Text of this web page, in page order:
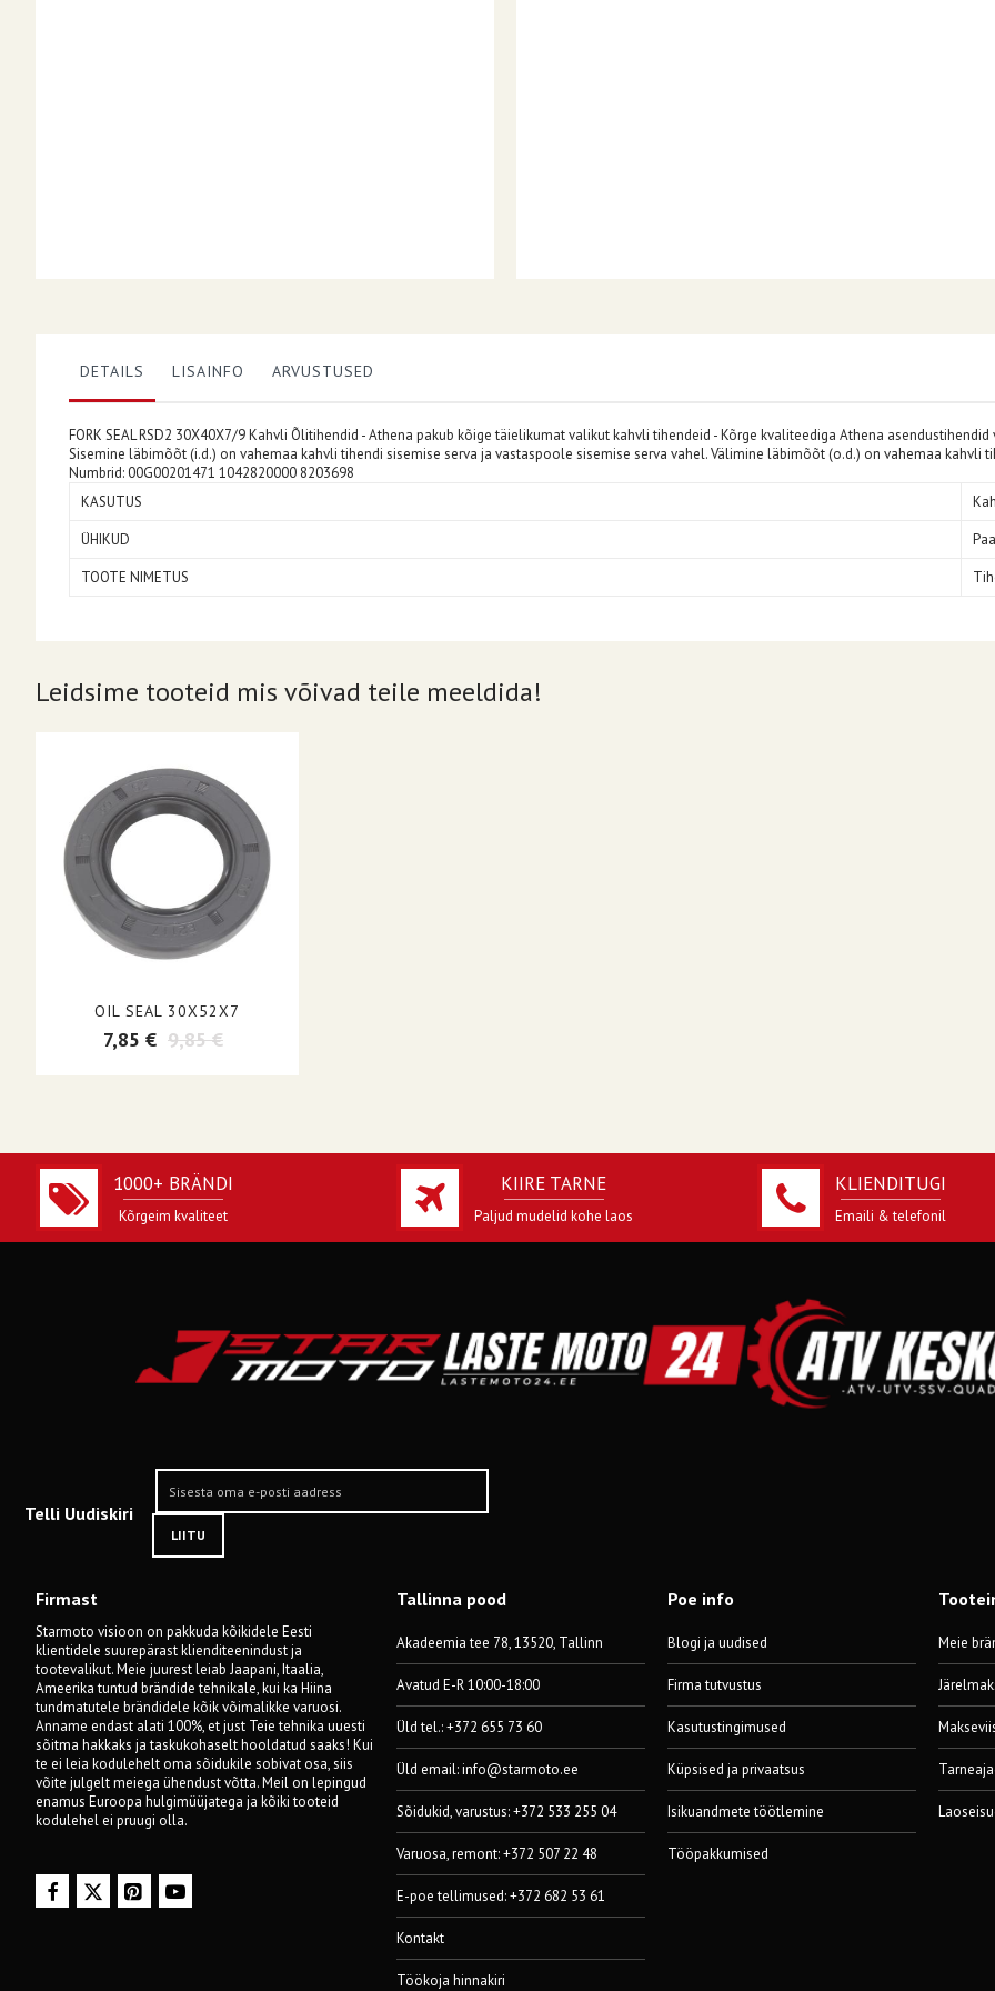
DETAILS LISAINFO ARVUSTUSED
FORK SEAL RSD2 30X40X7/9 Kahvli Õlitihendid - Athena pakub kõige täielikumat valikut kahvli tihendeid - Kõrge kvaliteediga Athena
Sisemine läbimõõt (i.d.) on vahemaa kahvli tihendi sisemise serva ja vastaspoole sisemise serva vahel. Välimine läbimõõt (o.d.) on vahemaa kahvli
Numbrid: 00G00201471 1042820000 8203698
KASUTUS
ÜHIKUD
TOOTE NIMETUS
Leidsime tooteid mis võivad teile meeldida!
OIL SEAL 30X52X7
7,85 € 9,85 €
1000+ BRÄNDI
Kõrgeim kvaliteet
KIIRE TARNE
Paljud mudelid kohe laos
KLIENDITUGI
Emaili & telefonil
Telli Uudiskiri
LIITU
Firmast
Starmoto visioon on pakkuda kõikidele Eesti
klientidele suurepärast klienditeenindust ja
tootevalikut. Meie juurest leiab Jaapani, Itaalia,
Ameerika tuntud brändide tehnikale, kui ka Hiina
tundmatutele brändidele kõik võimalikke varuosi.
Anname endast alati 100%, et just Teie tehnika uuesti
sõitma hakkaks ja taskukohaselt hooldatud saaks! Kui
te ei leia kodulehelt oma sõidukile sobivat osa, siis
võite julgelt meiega ühendust võtta. Meil on lepingud
enamus Euroopa hulgimüüjatega ja kõiki tooteid
kodulehel ei pruugi olla.
Tallinna pood
Akadeemia tee 78, 13520, Tallinn
Avatud E-R 10:00-18:00
Üld tel.: +372 655 73 60
Üld email:info@starmoto.ee
Sõidukid, varustus: +372 533 255 04
Varuosa, remont: +372 507 22 48
E-poe tellimused: +372 682 53 61
Kontakt
Töökoja hinnakiri
Poe info
Blogi ja uudised
Firma tutvustus
Kasutustingimused
Küpsised ja privaatsus
Isikuandmete töötlemine
Tööpakkumised
Meie